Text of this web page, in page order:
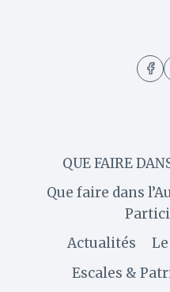
QUE FAIRE
Que faire dans
Actualités
Escales &